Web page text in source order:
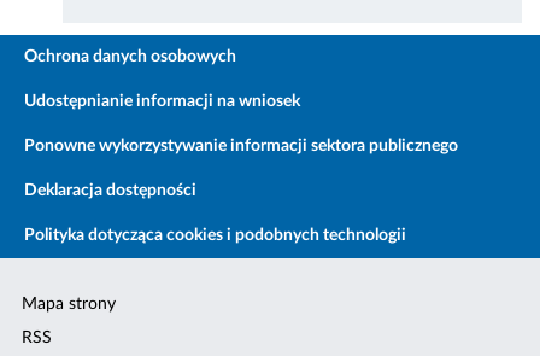
Ochrona danych osobowych
Udostępnianie informacji na wniosek
Ponowne wykorzystywanie informacji sektora publicznego
Deklaracja dostępności
Polityka dotycząca cookies i podobnych technologii
Mapa strony
RSS